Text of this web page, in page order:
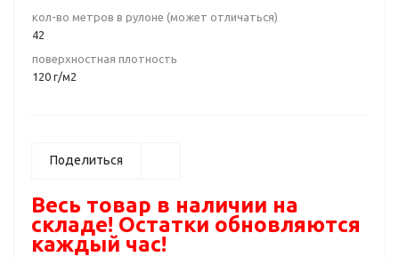
кол-во метров в рулоне (может отличаться)
42
поверхностная плотность
120 г/м2
Поделиться
Весь товар в наличии на
складе! Остатки обновляются
каждый час!